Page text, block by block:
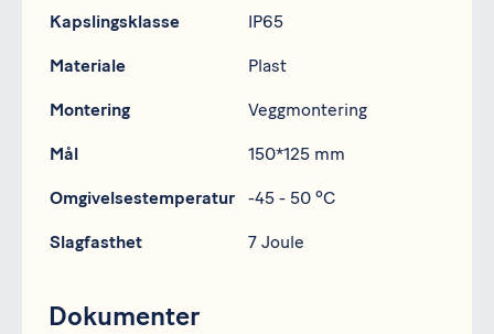
Kapslingsklasse IP65
Materiale Plast
Montering Veggmontering
Mål 150*125 mm
Omgivelsestemperatur -45 - 50 ºC
Slagfasthet 7 Joule
Dokumenter